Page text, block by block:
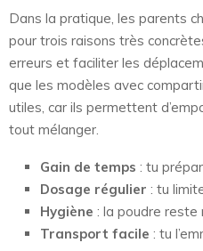
Dans la pratique, les parents
pour trois raisons très
erreurs et faciliter les
que les modèles avec
utiles, car ils permettent
tout mélanger.
Gain de temps : tu
Dosage régulier : tu
Hygiène : la poudre reste
Transport facile : tu